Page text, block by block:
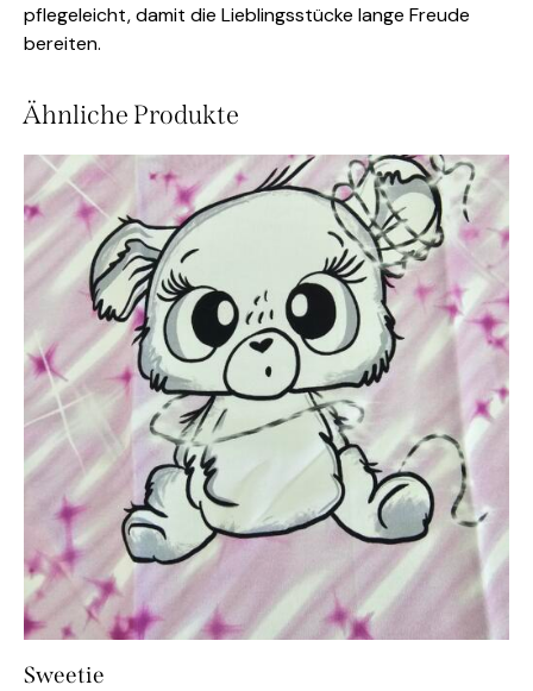
pflegeleicht, damit die Lieblingsstücke lange Freude
bereiten.
Ähnliche Produkte
Sweetie